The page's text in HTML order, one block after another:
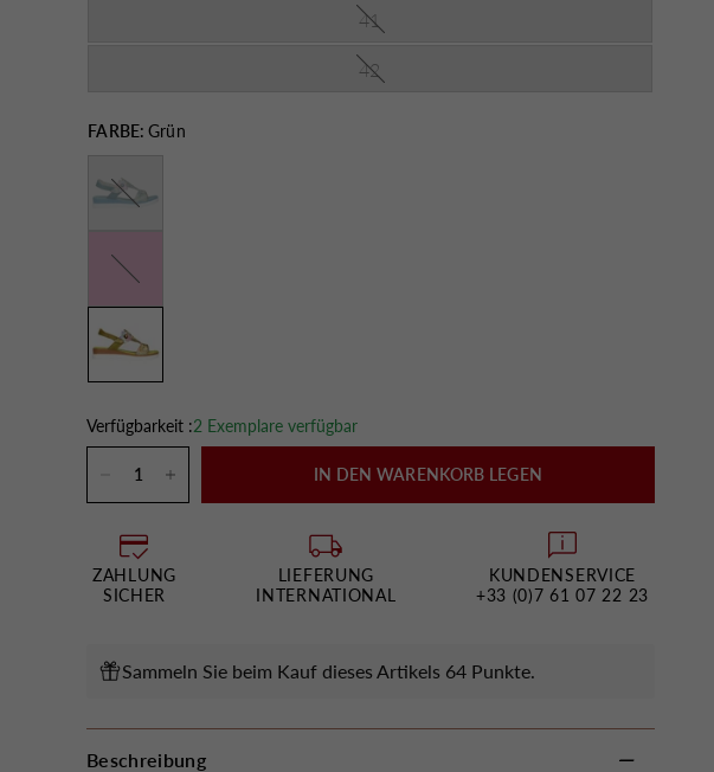
41
42
FARBE: Grün
Verfügbarkeit :2 Exemplare verfügbar
IN DEN WARENKORB LEGEN
ZAHLUNG
SICHER
LIEFERUNG
INTERNATIONAL
KUNDENSERVICE
+33 (0)7 61 07 22 23
Sammeln Sie beim Kauf dieses Artikels 64 Punkte.
Beschreibung